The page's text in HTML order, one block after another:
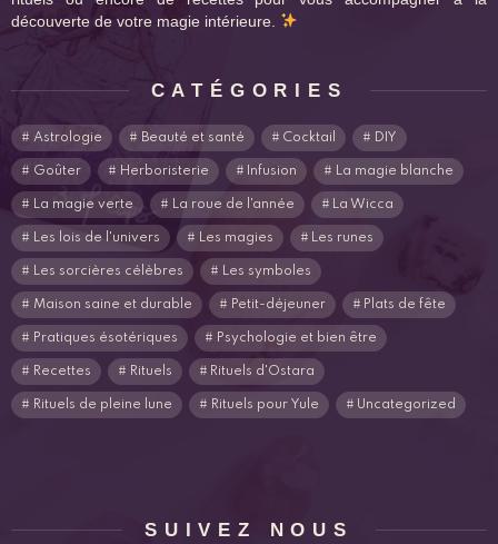
découverte de votre magie intérieure.
CATÉGORIES
Astrologie Beauté et santé Cocktail DIY
Goûter Herboristerie Infusion La magie blanche
La magie verte La roue de l'année La Wicca
Les lois de l'univers Les magies Les runes
Les sorcières célèbres Les symboles
Maison saine et durable Petit-déjeuner Plats de fête
Pratiques ésotériques Psychologie et bien être
Recettes Rituels Rituels d'Ostara
Rituels de pleine lune Rituels pour Yule Uncategorized
SUIVEZ NOUS